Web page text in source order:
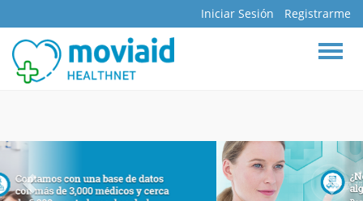
INICIO
CLÍNICAS
Iniciar Sesión Registrarme